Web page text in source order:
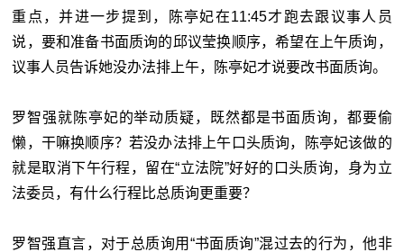
重点，并进一步提到，陈亭妃在11:45才跑去跟议事人员
说，要和准备书面质询的邱议莹换顺序，希望在上午质询，
议事人员告诉她没办法排上午，陈亭妃才说要改书面质询。
罗智强就陈亭妃的举动质疑，既然都是书面质询，都要偷
懒，干嘛换顺序？若没办法排上午口头质询，陈亭妃该做的
就是取消下午行程，留在“立法院”好好的口头质询，身为立
法委员，有什么行程比总质询更重要？
罗智强直言，对于总质询用“书面质询”混过去的行为，他非